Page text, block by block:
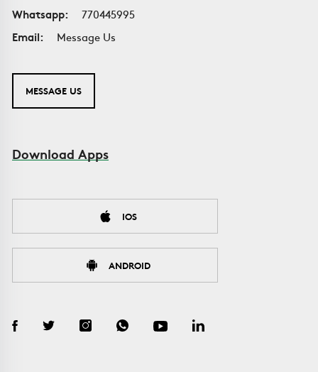
Whatsapp:
770445995
Email:
Message Us
MESSAGE US
Download Apps
IOS
ANDROID